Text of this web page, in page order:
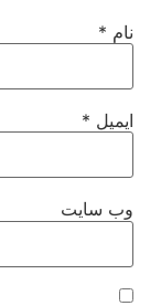
نام *
ایمیل *
وب‌ سایت